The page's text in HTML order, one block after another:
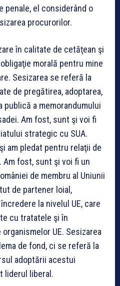
penale, el considerând o
procurorilor.
în calitate de cetăţean şi
morală pentru mine
Sesizarea se referă la
de pregătirea, adoptarea,
a memorandumului
Am fost, sunt şi voi fi
strategic cu SUA.
am pledat pentru relaţii de
fost, sunt şi voi fi un
de membru al Uniunii
de partener loial,
la nivelul UE, care
cu tratatele şi în
UE. Sesizarea
de fond, ci se referă la
adoptării acestui
liderul liberal.